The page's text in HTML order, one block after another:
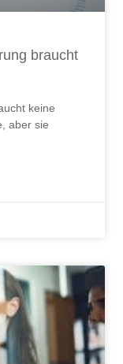
braucht
keine
aber sie